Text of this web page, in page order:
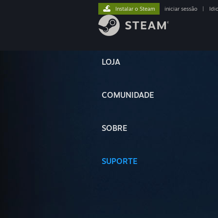
LOJA
COMUNIDADE
SOBRE
SUPORTE
Instalar o Steam iniciar sessão